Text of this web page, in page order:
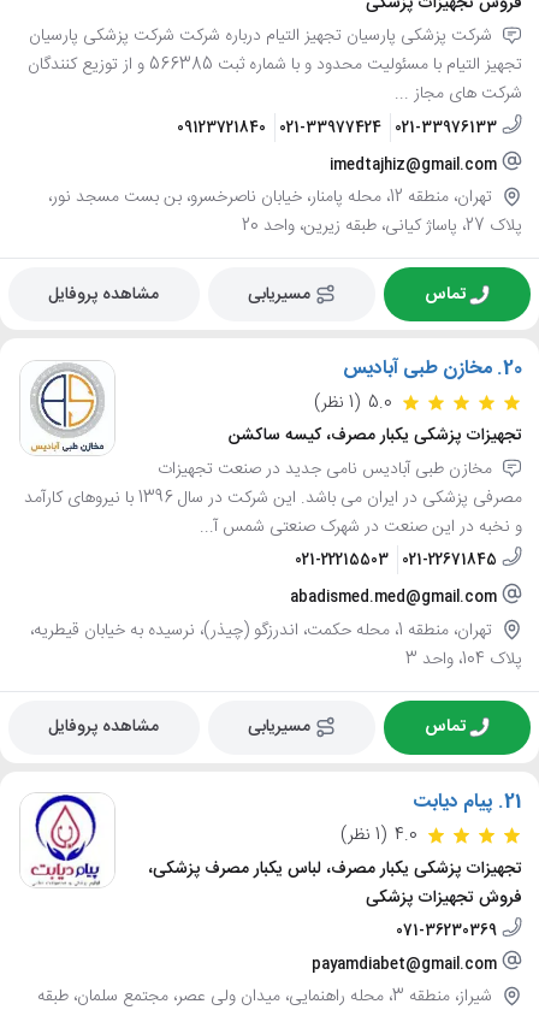
شرکت پزشکی پارسیان تجهیز التیام درباره شرکت شرکت پزشکی پارسیان
تجهیز التیام با مسئولیت محدود و با شماره ثبت 566385 و از توزیع کنندگان
شرکت های مجاز ...
021-33976133
021-33977424
09123721840
imedtajhiz@gmail.com
تهران، منطقه 12، محله پامنار، خیابان ناصرخسرو، بن بست مسجد نور،
پلاک 27، پاساژ کیانی، طبقه زیرین، واحد 20
تماس مسیریابی مشاهده پروفایل
20. مخازن طبی آبادیس
5.0 (1 نظر)
تجهیزات پزشکی یکبار مصرف، کیسه ساکشن
مخازن طبی آبادیس نامی جدید در صنعت تجهیزات
مصرفی پزشکی در ایران می باشد. این شرکت در سال 1396 با نیروهای کارآمد
و نخبه در این صنعت در شهرک صنعتی شمس آ...
021-22671845
021-22215503
abadismed.med@gmail.com
تهران، منطقه 1، محله حکمت، اندرزگو (چیذر)، نرسیده به خیابان قیطریه،
پلاک 104، واحد 3
تماس مسیریابی مشاهده پروفایل
21. پیام دیابت
4.0 (1 نظر)
تجهیزات پزشکی یکبار مصرف، لباس یکبار مصرف پزشکی،
فروش تجهیزات پزشکی
071-36230369
payamdiabet@gmail.com
شیراز، منطقه 3، محله راهنمایی، میدان ولی عصر، مجتمع سلمان، طبقه